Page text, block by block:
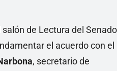
de Lectura del
el acuerdo con el
, secretario de